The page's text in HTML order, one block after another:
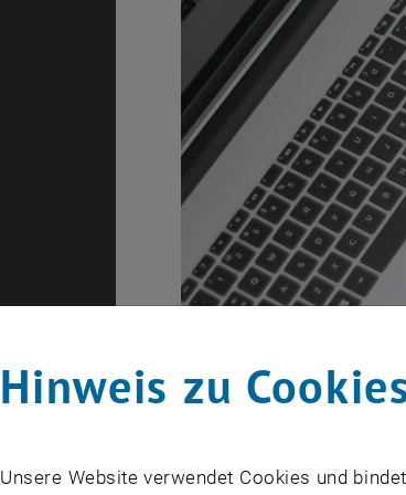
Inskriptionsberatung.
Hinweis zu
Unsere Website verwendet Cookies und